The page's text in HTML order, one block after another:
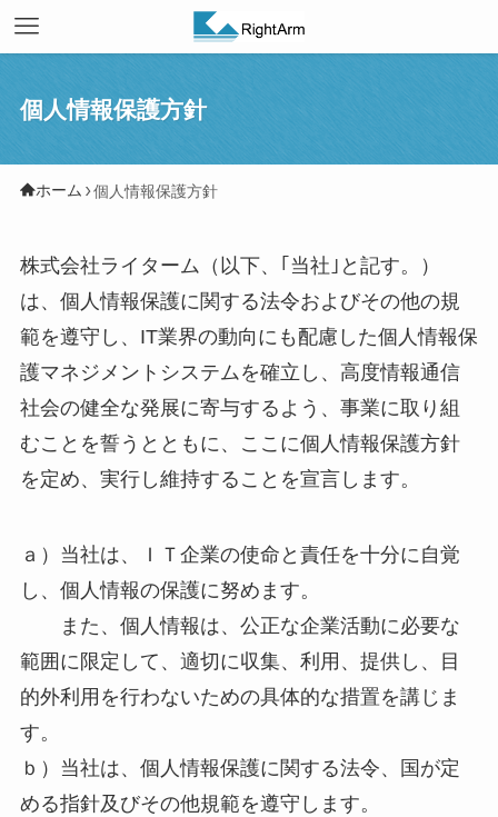
個人情報保護方針
ホーム 個人情報保護方針
株式会社ライターム（以下、｢当社｣と記す。）
は、個人情報保護に関する法令およびその他の規
範を遵守し、IT業界の動向にも配慮した個人情報保
護マネジメントシステムを確立し、高度情報通信
社会の健全な発展に寄与するよう、事業に取り組
むことを誓うとともに、ここに個人情報保護方針
を定め、実行し維持することを宣言します。
ａ）当社は、ＩＴ企業の使命と責任を十分に自覚
し、個人情報の保護に努めます。
また、個人情報は、公正な企業活動に必要な
範囲に限定して、適切に収集、利用、提供し、目
的外利用を行わないための具体的な措置を講じま
す。
ｂ）当社は、個人情報保護に関する法令、国が定
める指針及びその他規範を遵守します。